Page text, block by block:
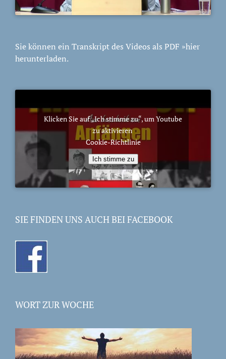
Sie können ein Transkript des Videos als PDF »hier
herunterladen.
Klicken Sie auf „Ich stimme zu“, um Youtube
zu aktivieren
Cookie-Richtlinie
Ich stimme zu
SIE FINDEN UNS AUCH BEI FACEBOOK
WORT ZUR WOCHE